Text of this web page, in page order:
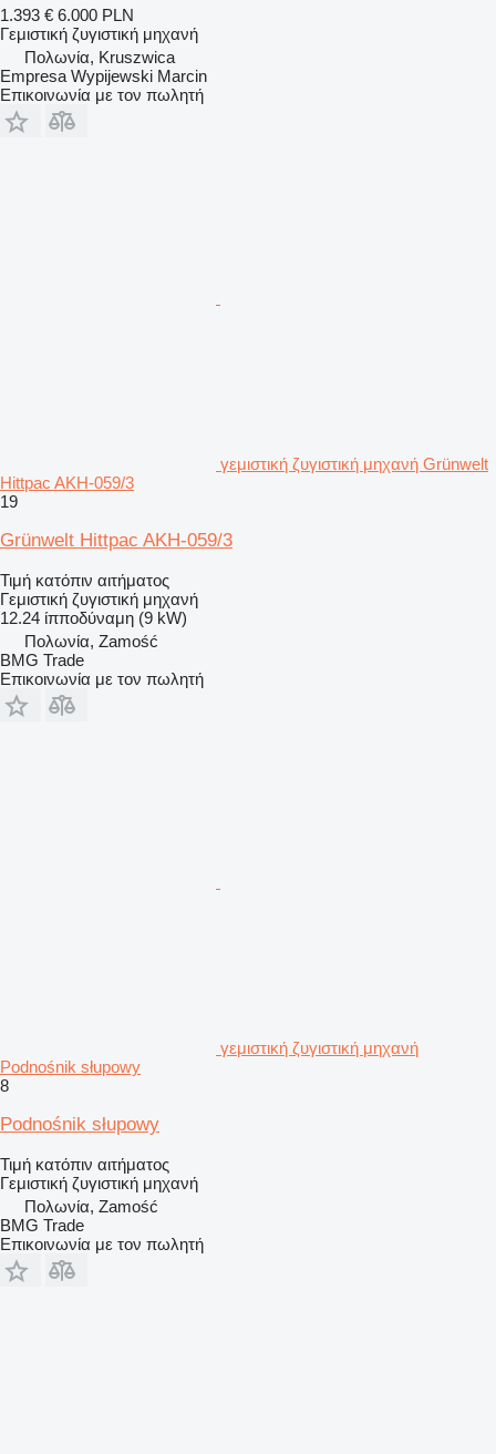
1.393 € 6.000 PLN
Γεμιστική ζυγιστική μηχανή
Πολωνία, Kruszwica
Empresa Wypijewski Marcin
Επικοινωνία με τον πωλητή
γεμιστική ζυγιστική μηχανή Grünwelt
Hittpac AKH-059/3
19
Grünwelt Hittpac AKH-059/3
Τιμή κατόπιν αιτήματος
Γεμιστική ζυγιστική μηχανή
12.24 ίπποδύναμη (9 kW)
Πολωνία, Zamość
BMG Trade
Επικοινωνία με τον πωλητή
γεμιστική ζυγιστική μηχανή
Podnośnik słupowy
8
Podnośnik słupowy
Τιμή κατόπιν αιτήματος
Γεμιστική ζυγιστική μηχανή
Πολωνία, Zamość
BMG Trade
Επικοινωνία με τον πωλητή